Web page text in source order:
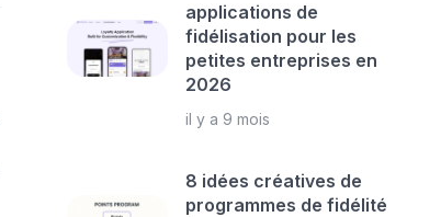
applications de
fidélisation pour les
petites entreprises en
2026
il y a 9 mois
8 idées créatives de
programmes de fidélité